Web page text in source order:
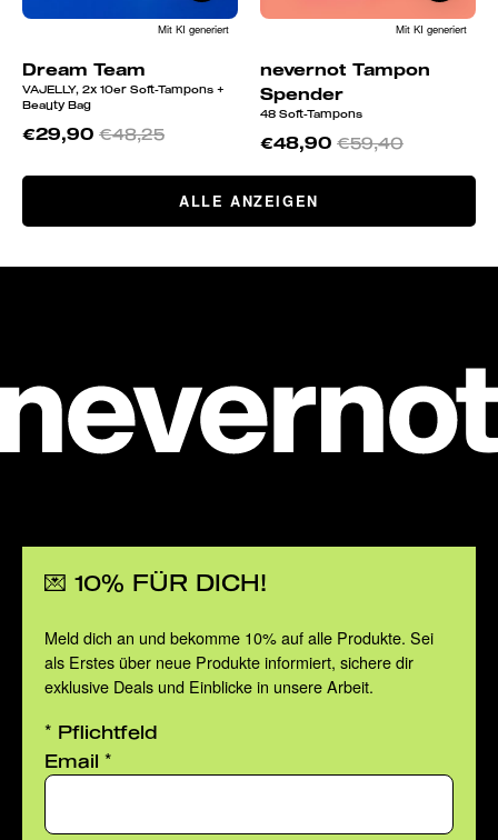
Mit KI generiert
Dream Team
VAJELLY, 2x 10er Soft-Tampons +
Beauty Bag
€29,90 €48,25
Mit KI generiert
nevernot Tampon
Spender
48 Soft-Tampons
€48,90 €59,40
ALLE ANZEIGEN
💌 10% FÜR DICH!
Meld dich an und bekomme 10% auf alle Produkte. Sei
als Erstes über neue Produkte informiert, sichere dir
exklusive Deals und Einblicke in unsere Arbeit.
* Pflichtfeld
Email *